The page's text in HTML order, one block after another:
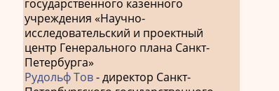
государственного казенного
учреждения «Научно-
исследовательский и проектный
центр Генерального плана Санкт-
Петербурга»
Рудольф Тов- директор Санкт-